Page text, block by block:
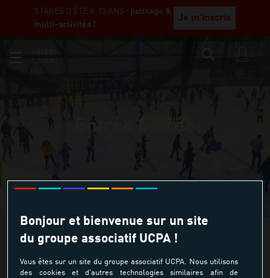
STAGES D'ÉTÉ 6-15 ANS : patinage &
multi-activités !
Je m'inscris
Entrée Soirée
Bonjour et bienvenue sur un site
du groupe associatif UCPA !
Vous êtes sur un site du groupe associatif UCPA. Nous utilisons
des cookies et d'autres technologies similaires afin de